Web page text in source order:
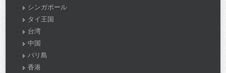
シンガポール
タイ王国
台湾
中国
バリ島
香港